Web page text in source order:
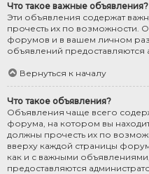
Что такое важные объявления?
Эти объявления содержат
прочесть их по возможности.
форумов и в вашем личном
объявлений
Вернуться к началу
Что такое объявления?
Объявления чаще всего
форума, на котором вы
должны прочесть их по
вверху каждой страницы
как и с важными
предоставляются